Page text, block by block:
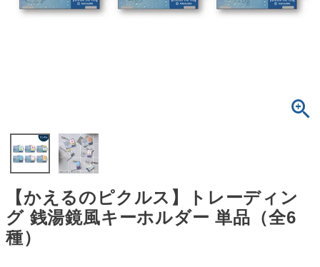
【かえるのピクルス】トレーディン
グ 銭湯鏡風キーホルダー 単品（全6
種）